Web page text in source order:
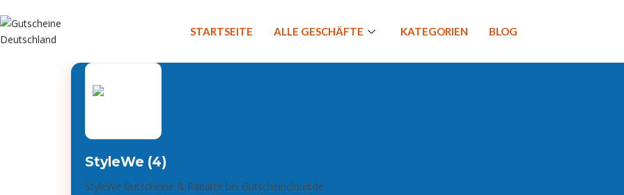
STARTSEITE ALLE GESCHÄFTE KATEGORIEN BLOG
StyleWe (4)
StyleWe Gutscheine & Rabatte bei Gutscheincloud.de